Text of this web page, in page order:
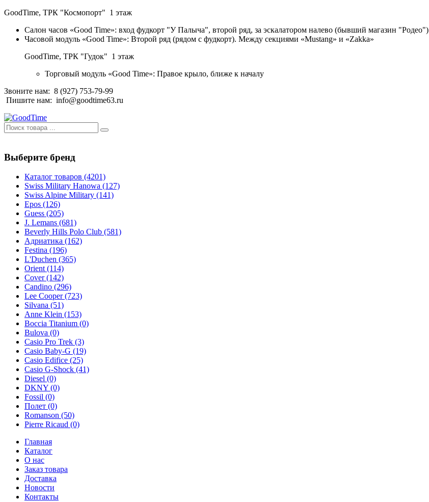
GoodTime, ТРК "Космопорт" 1 этаж
Салон часов «Good Time»: вход фудкорт "У Палыча", второй ряд, за эскалатором налево (бывший магазин "Родео")
Часовой модуль «Good Time»: Второй ряд (рядом с фудкорт). Между секциями «Mustang» и «Zakka»
GoodTime, ТРК "Гудок" 1 этаж
Торговый модуль «Good Time»: Правое крыло, ближе к началу
Звоните нам: 8 (927) 753-79-99
Пишите нам: info@goodtime63.ru
Выберите бренд
Каталог товаров (4201)
Swiss Military Hanowa (127)
Swiss Alpine Military (141)
Epos (126)
Guess (205)
J. Lemans (681)
Beverly Hills Polo Club (581)
Адриатика (162)
Festina (196)
L'Duchen (365)
Orient(114)
Cover(142)
Candino (296)
Lee Cooper(723)
Silvana (51)
Anne Klein (153)
Boccia Titanium (0)
Bulova (0)
Casio Pro Trek (3)
Casio Baby-G (19)
Casio Edifice (25)
Casio G-Shock (41)
Diesel (0)
DKNY (0)
Fossil (0)
Полет (0)
Romanson (50)
Pierre Ricaud (0)
Главная
Каталог
О нас
Заказ товара
Доставка
Новости
Контакты